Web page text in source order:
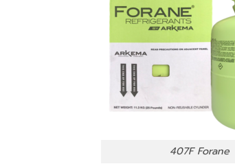
407F Forane